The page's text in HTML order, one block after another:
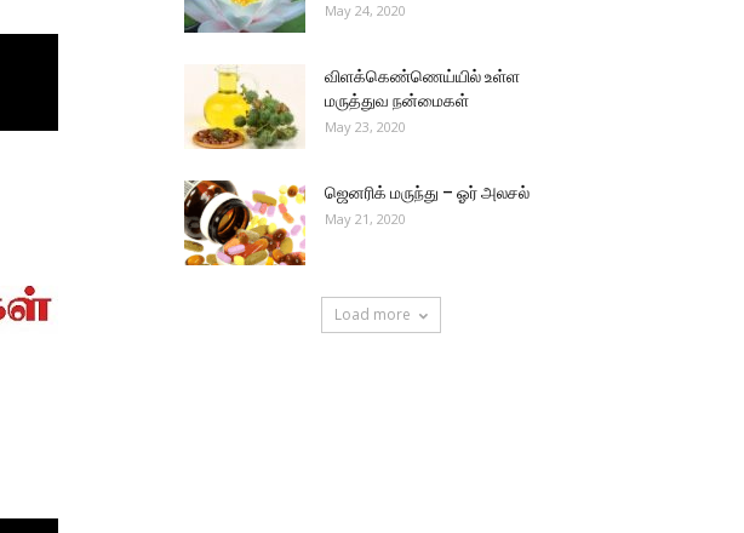
May 24, 2020
விளக்கெண்ணெய்யில் உள்ள
மருத்துவ நன்மைகள்
May 23, 2020
ஜெனரிக் மருந்து – ஓர் அலசல்
May 21, 2020
Load more